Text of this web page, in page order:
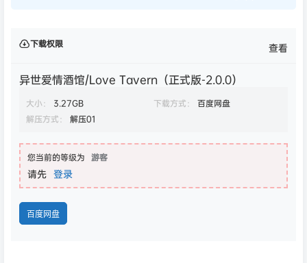
下载权限 查看
异世爱情酒馆/Love Tavern（正式版-2.0.0）
大小： 3.27GB 下载方式：
百度网盘
解压方式：
解压01
您当前的等级为 游客
请先 登录
百度网盘